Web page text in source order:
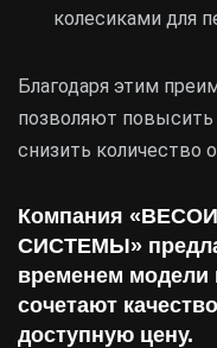
колесиками для
Благодаря этим
позволяют повысить
снизить количество
Компания
СИСТЕМЫ»
временем модели
сочетают
доступную цену.